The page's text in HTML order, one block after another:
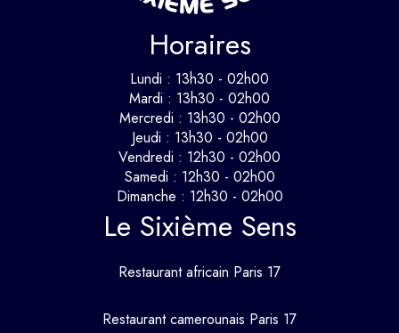
Horaires
Lundi : 13h30 - 02h00
Mardi : 13h30 - 02h00
Mercredi : 13h30 - 02h00
Jeudi : 13h30 - 02h00
Vendredi : 12h30 - 02h00
Samedi : 12h30 - 02h00
Dimanche : 12h30 - 02h00
Le Sixième Sens
Restaurant africain Paris 17
Restaurant camerounais Paris 17